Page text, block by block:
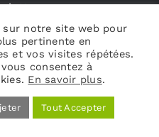
notre site web pour
pertinente en
et vos visites répétées.
consentez à
En savoir plus.
Tout Accepter